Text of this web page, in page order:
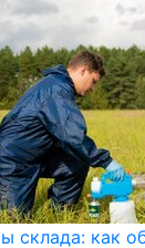
склада: как